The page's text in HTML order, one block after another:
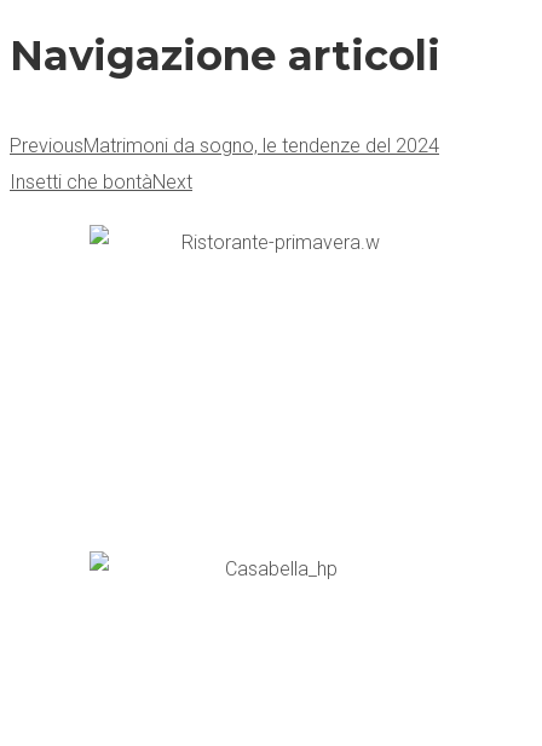
Navigazione articoli
PreviousMatrimoni da sogno, le tendenze del 2024
Insetti che bontàNext